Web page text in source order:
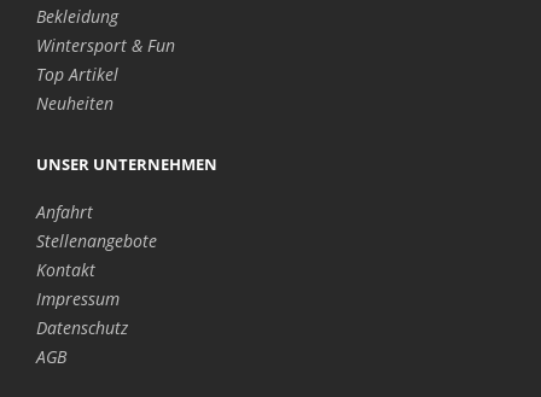
Bekleidung
Wintersport & Fun
Top Artikel
Neuheiten
UNSER UNTERNEHMEN
Anfahrt
Stellenangebote
Kontakt
Impressum
Datenschutz
AGB